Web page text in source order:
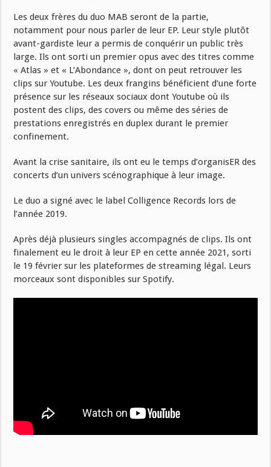
Les deux frères du duo MAB seront de la partie,
notamment pour nous parler de leur EP. Leur style plutôt
avant-gardiste leur a permis de conquérir un public très
large. Ils ont sorti un premier opus avec des titres comme
« Atlas » et « L’Abondance », dont on peut retrouver les
clips sur Youtube. Les deux frangins bénéficient d’une forte
présence sur les réseaux sociaux dont Youtube où ils
postent des clips, des covers ou même des séries de
prestations enregistrés en duplex durant le premier
confinement.
Avant la crise sanitaire, ils ont eu le temps d’organisER des
concerts d’un univers scénographique à leur image.
Le duo a signé avec le label Colligence Records lors de
l’année 2019.
Après déjà plusieurs singles accompagnés de clips. Ils ont
finalement eu le droit à leur EP en cette année 2021, sorti
le 19 février sur les plateformes de streaming légal. Leurs
morceaux sont disponibles sur Spotify.